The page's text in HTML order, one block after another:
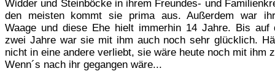
Widder und Steinböcke in ihrem Freundes- und
den meisten kommt sie prima aus. Außerdem war
Waage und diese Ehe hielt immerhin 14 Jahre. Bis auf
zwei Jahre war sie mit ihm auch noch sehr glücklich.
nicht in eine andere verliebt, sie wäre heute noch mit ihm
Wenn´s nach ihr gegangen wäre...